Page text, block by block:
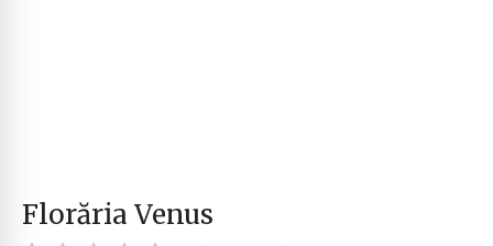
Florăria Venus